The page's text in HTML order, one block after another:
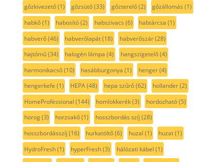
gőzkivezető(1) gőzsütő(33) gőzterelő(2) gőzállomás (1)
habkő(1) habosító(2) habszivacs (6) habtárcsa (1)
habverő(46) habverőlapát(18) habverőszár(28)
hajtómű(34) halogén lámpa (4) hangszigetelő(4)
harmonikacső(10) hasábburgonya (1) henger(4)
hengerkefe (1) HEPA(48) hepa szűrő(62) hollander(2)
HomeProfessional (144) homlokkerék(3) hordozható(5)
horog(3) horzsakő(1) hosszbordás szíj (28)
hosszbordásszíj (16) hurkatöltő(6) huzal (1) huzat(1)
HydroFresh(1) hyperFresh(3) hálózati kábel (1)